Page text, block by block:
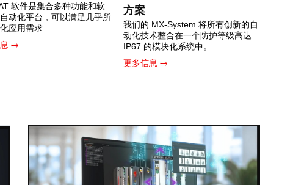
软件是集合多种功能和软
动化平台，可以满足几乎所
应用需求
方案
我们的 MX-System 将所有创新的自
动化技术整合在一个防护等级高达
IP67 的模块化系统中。
更多信息